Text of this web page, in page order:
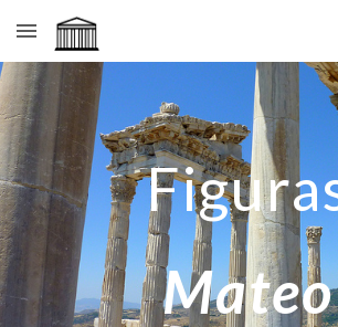
Skip to main content
Mateo